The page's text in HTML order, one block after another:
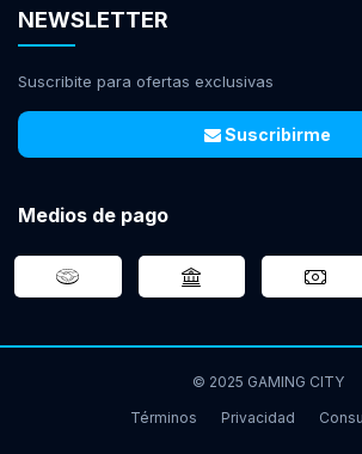
NEWSLETTER
Suscribite para ofertas exclusivas
Suscribirme
Medios de pago
© 2025 GAMING CITY
Términos
Privacidad